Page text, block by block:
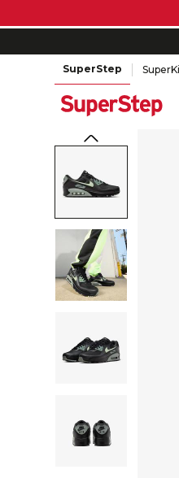
SuperStep